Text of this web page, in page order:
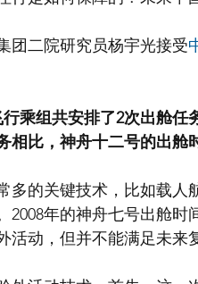
二院研究员杨宇光接受
乘组共安排了2次出舱任
比，神舟十二号的出舱
多的关键技术，比如载人
年的神舟七号出舱时
活动，但并不能满足未来